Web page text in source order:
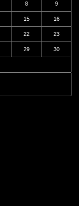
8 9
15 16
22 23
29 30